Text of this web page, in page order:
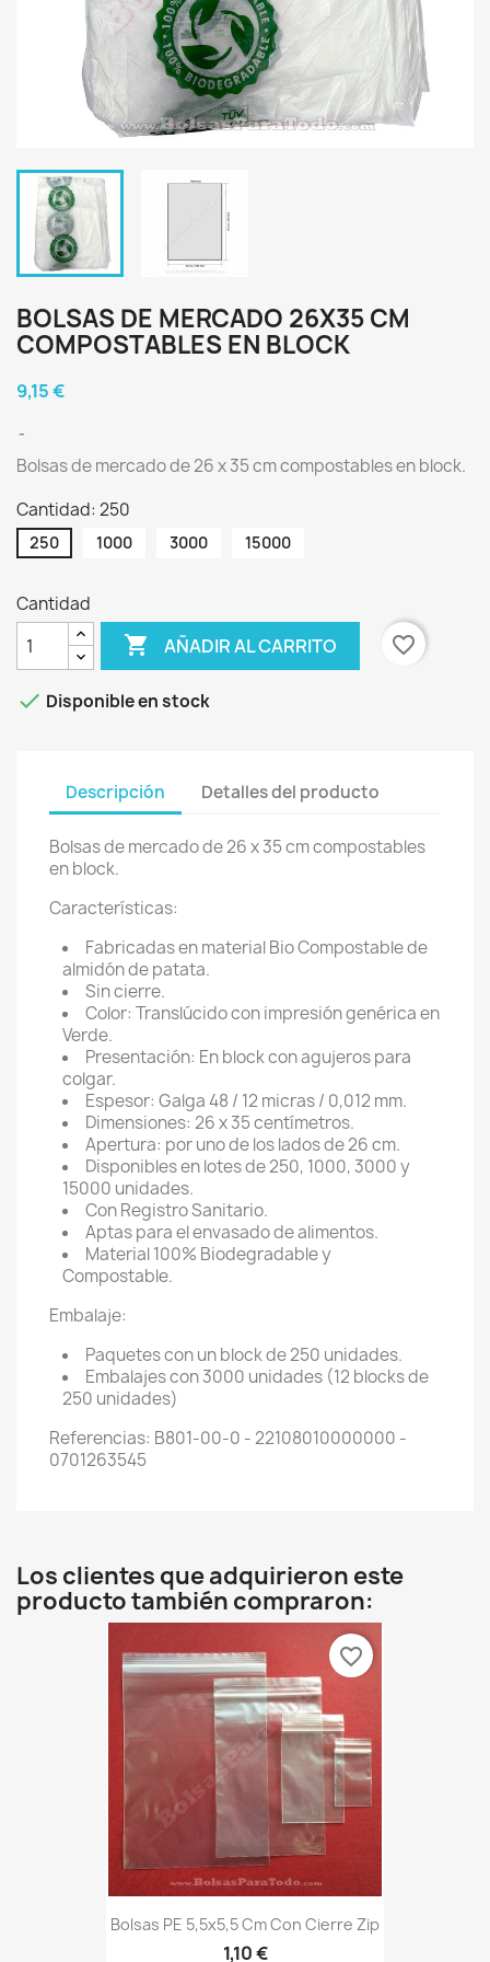
BOLSAS DE MERCADO 26X35 CM
COMPOSTABLES EN BLOCK
9,15 €
Bolsas de mercado de 26 x 35 cm compostables en block.
Cantidad: 250
250 1000 3000 15000
Cantidad
 AÑADIR AL CARRITO favorite_border
 Disponible en stock
Descripción Detalles del producto
Bolsas de mercado de 26 x 35 cm compostables
en block.
Características:
Fabricadas en material Bio Compostable de
almidón de patata.
Sin cierre.
Color: Translúcido con impresión genérica en
Verde.
Presentación: En block con agujeros para
colgar.
Espesor: Galga 48 / 12 micras / 0,012 mm.
Dimensiones: 26 x 35 centímetros.
Apertura: por uno de los lados de 26 cm.
Disponibles en lotes de 250, 1000, 3000 y
15000 unidades.
Con Registro Sanitario.
Aptas para el envasado de alimentos.
Material 100% Biodegradable y
Compostable.
Embalaje:
Paquetes con un block de 250 unidades.
Embalajes con 3000 unidades (12 blocks de
250 unidades)
Referencias: B801-00-0 - 22108010000000 -
0701263545
Los clientes que adquirieron este
producto también compraron:
Bolsas PE 5,5x5,5 Cm Con Cierre Zip
1,10 €
favorite_border